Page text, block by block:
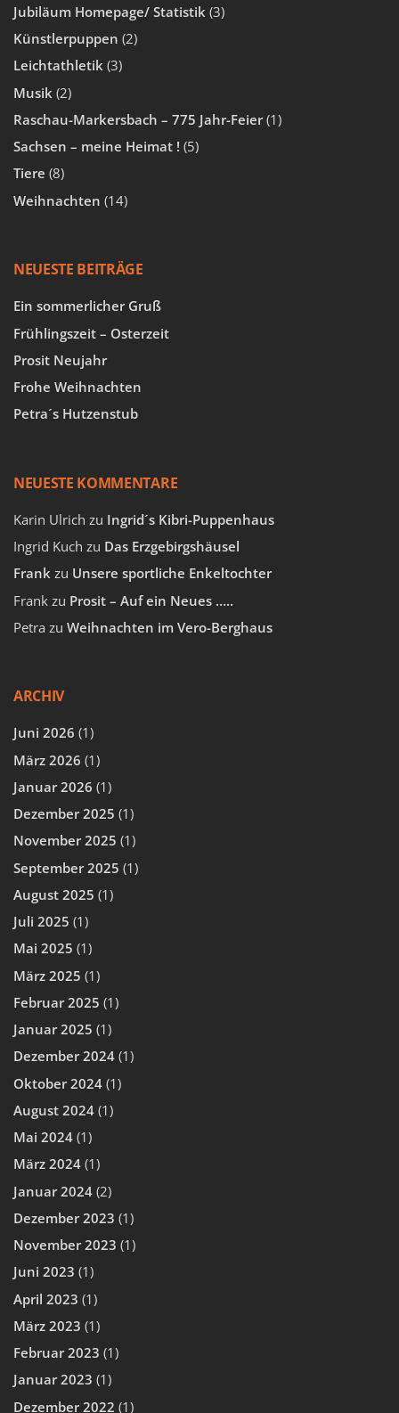
Jubiläum Homepage/ Statistik (3)
Künstlerpuppen (2)
Leichtathletik (3)
Musik (2)
Raschau-Markersbach – 775 Jahr-Feier(1)
Sachsen – meine Heimat ! (5)
Tiere (8)
Weihnachten (14)
NEUESTE BEITRÄGE
Ein sommerlicher Gruß
Frühlingszeit – Osterzeit
Prosit Neujahr
Frohe Weihnachten
Petra´s Hutzenstub
NEUESTE KOMMENTARE
Karin Ulrich zu Ingrid´s Kibri-Puppenhaus
Ingrid Kuch zu Das Erzgebirgshäusel
Frank zu Unsere sportliche Enkeltochter
Frank zu Prosit – Auf ein Neues …..
Petra zu Weihnachten im Vero-Berghaus
ARCHIV
Juni 2026 (1)
März 2026 (1)
Januar 2026 (1)
Dezember 2025 (1)
November 2025 (1)
September 2025 (1)
August 2025 (1)
Juli 2025 (1)
Mai 2025 (1)
März 2025 (1)
Februar 2025 (1)
Januar 2025 (1)
Dezember 2024 (1)
Oktober 2024 (1)
August 2024 (1)
Mai 2024 (1)
März 2024 (1)
Januar 2024 (2)
Dezember 2023 (1)
November 2023 (1)
Juni 2023 (1)
April 2023 (1)
März 2023 (1)
Februar 2023 (1)
Januar 2023 (1)
Dezember 2022 (1)